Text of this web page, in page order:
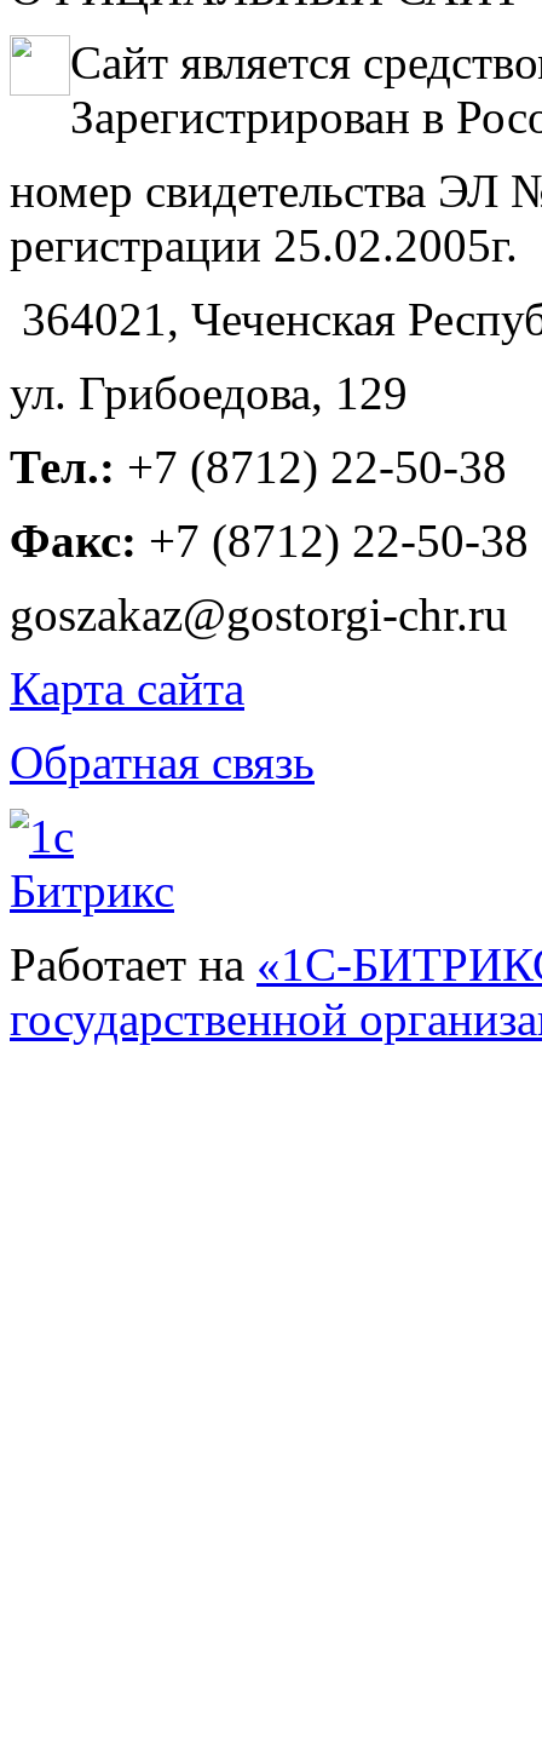
Сайт является
Зарегистрирован в
номер свидетельства
регистрации 25.02.2005г.
364021, Чеченская
ул. Грибоедова, 129
Тел.: +7 (8712) 22-50-38
Факс: +7 (8712) 22-50-38
goszakaz@gostorgi-chr.ru
Карта сайта
Обратная связь
Работает на «1С-
государственной